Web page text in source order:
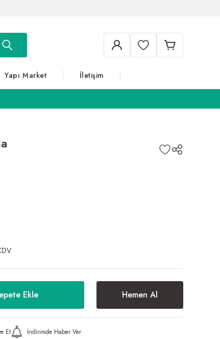
Yapı Market İletişim
Ekle Hemen Al
Et İndirimde Haber Ver